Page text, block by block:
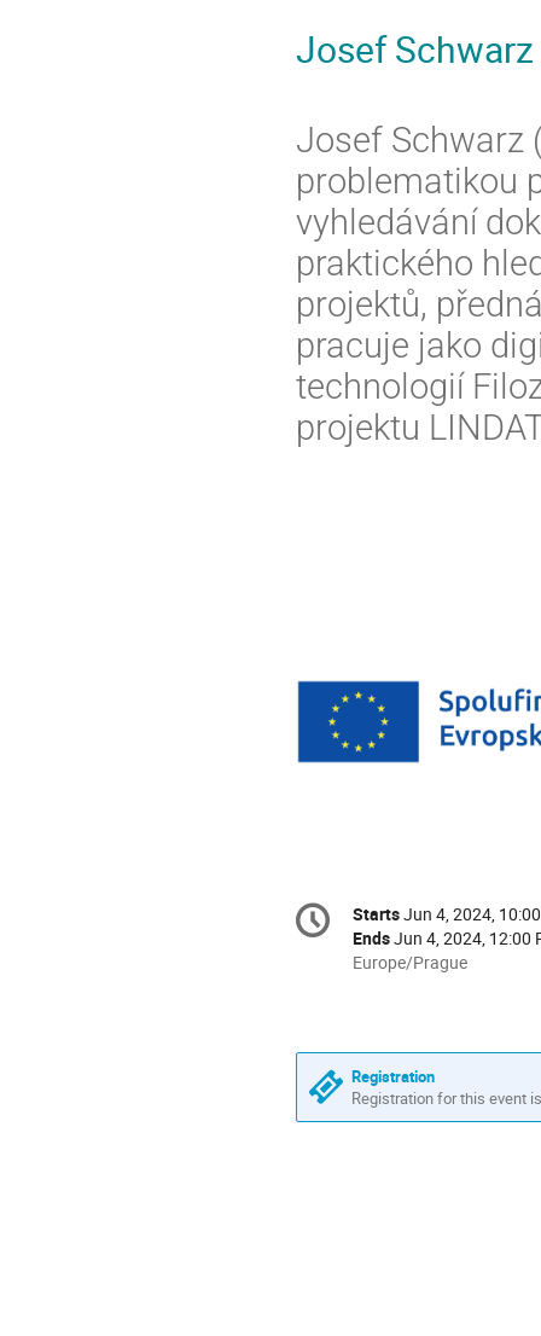
Josef Schwarz
Josef Schwarz
problematikou
vyhledávání
praktického
projektů,
pracuje jako
technologií
projektu
Conference
information
Date/Time
StartsJun 4, 2024,
EndsJun 4, 2024, 12:00
All
Europe/Prague
Europe/Prague
Registration
Registration for this event